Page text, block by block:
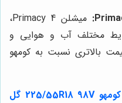
میشلن Primacy 4،
مختلف آب و هوایی و
بالاتری نسبت به کومهو
لاستیک کومهو 225/55R18 98V گل